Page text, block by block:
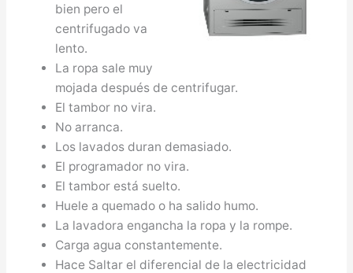
bien pero el
centrifugado va
lento.
La ropa sale muy
mojada después de centrifugar.
El tambor no vira.
No arranca.
Los lavados duran demasiado.
El programador no vira.
El tambor está suelto.
Huele a quemado o ha salido humo.
La lavadora engancha la ropa y la rompe.
Carga agua constantemente.
Hace Saltar el diferencial de la electricidad